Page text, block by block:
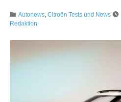
Autonews, Citroën Tests und News
Redaktion